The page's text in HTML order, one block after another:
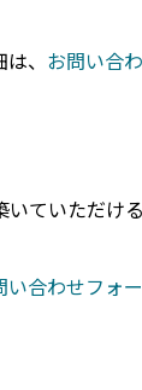
、 お問い合
ていただけ
い合わせフォ